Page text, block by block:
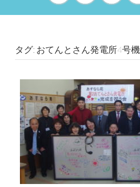
タグ: おてんとさん発電所4号機